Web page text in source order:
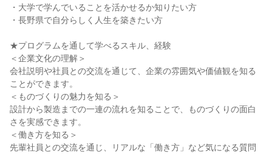
・大学で学んでいることを活かせるか知りたい方
・長野県で自分らしく人生を築きたい方
★プログラムを通して学べるスキル、経験
＜企業文化の理解＞
会社説明や社員との交流を通じて、企業の雰囲気や価値観を知る
ことができます。
＜ものづくりの魅力を知る＞
設計から製造までの一連の流れを知ることで、ものづくりの面白
さを実感できます。
＜働き方を知る＞
先輩社員との交流を通じ、リアルな「働き方」など気になる質問